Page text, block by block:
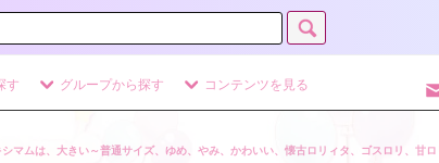
す グループから探す コンテンツを見る
シマムは、大きい～普通サイズ、ゆめ、やみ、かわいい、懐古ロリィタ、ゴスロリ、甘